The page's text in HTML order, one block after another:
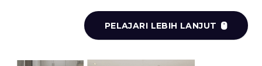
PELAJARI LEBIH LANJUT